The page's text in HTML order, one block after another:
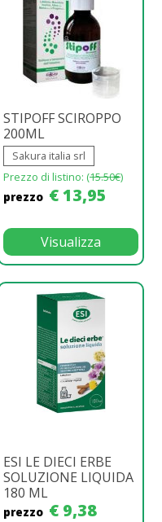
STIPOFF SCIROPPO
200ML
Sakura italia srl
Prezzo di listino: (15.50€)
prezzo € 13,95
Visualizza
ESI LE DIECI ERBE
SOLUZIONE LIQUIDA
180 ML
prezzo € 9,38